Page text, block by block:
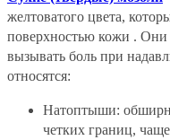
желтоватого цвета,
поверхностью кожи . Они
вызывать боль при
относятся:
Натоптыши:
четких границ,